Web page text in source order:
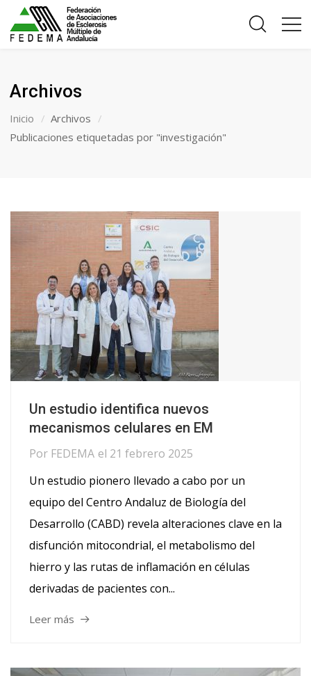
Archivos
Inicio
Archivos
Publicaciones etiquetadas por "investigación"
Un estudio identifica nuevos
mecanismos celulares en EM
Por FEDEMA el 21 febrero 2025
Un estudio pionero llevado a cabo por un
equipo del Centro Andaluz de Biología del
Desarrollo (CABD) revela alteraciones clave en la
disfunción mitocondrial, el metabolismo del
hierro y las rutas de inflamación en células
derivadas de pacientes con...
Leer más